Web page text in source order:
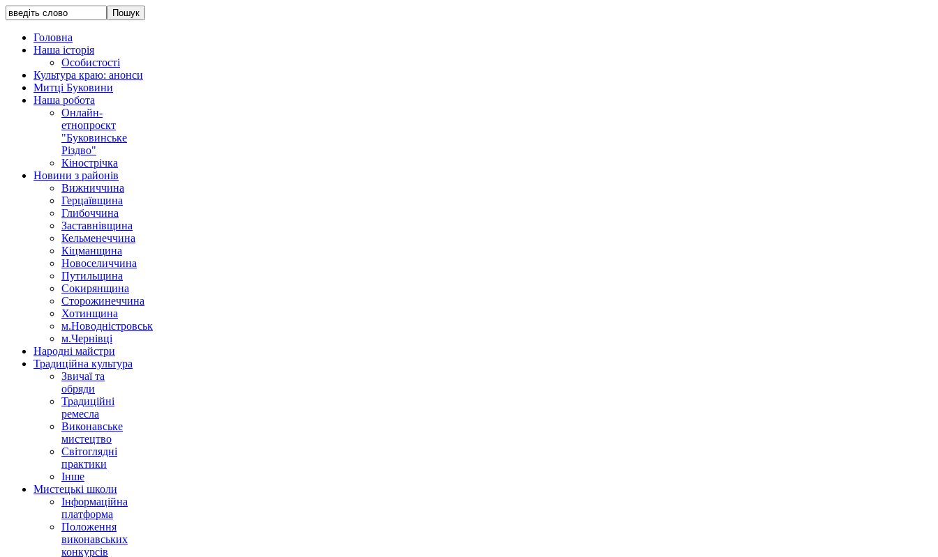
Головна
Наша історія
Особистості
Культура краю: анонси
Митці Буковини
Наша робота
Онлайн-
етнопроєкт
"Буковинське
Різдво"
Кінострічка
Новини з районів
Вижниччина
Герцаївщина
Глибоччина
Заставнівщина
Кельменеччина
Кіцманщина
Новоселиччина
Путильщина
Сокирянщина
Сторожинеччина
Хотинщина
м.Новодністровськ
м.Чернівці
Народні майстри
Традиційна культура
Звичаї та
обряди
Традиційні
ремесла
Виконавське
мистецтво
Світоглядні
практики
Інше
Мистецькі школи
Інформаційна
платформа
Положення
виконавських
конкурсів